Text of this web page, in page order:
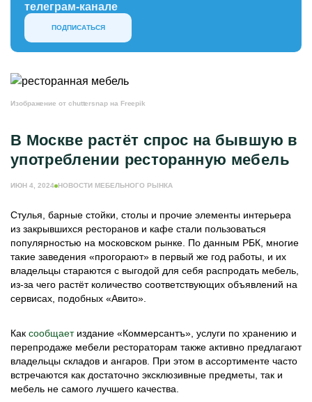
телеграм-канале
ПОДПИСАТЬСЯ
Изображение от chuttersnap на Freepik
В Москве растёт спрос на бывшую в
употреблении ресторанную мебель
ИЮН 4, 2024 НОВОСТИ МЕБЕЛЬНОГО РЫНКА
Стулья, барные стойки, столы и прочие элементы интерьера
из закрывшихся ресторанов и кафе стали пользоваться
популярностью на московском рынке. По данным РБК, многие
такие заведения «прогорают» в первый же год работы, и их
владельцы стараются с выгодой для себя распродать мебель,
из-за чего растёт количество соответствующих объявлений на
сервисах, подобных «Авито».
Как сообщаетиздание «Коммерсантъ», услуги по хранению и
перепродаже мебели рестораторам также активно предлагают
владельцы складов и ангаров. При этом в ассортименте часто
встречаются как достаточно эксклюзивные предметы, так и
мебель не самого лучшего качества.